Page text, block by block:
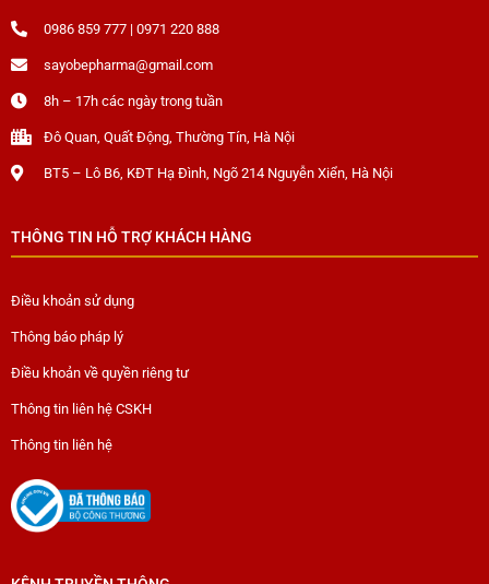
0986 859 777 | 0971 220 888
sayobepharma@gmail.com
8h – 17h các ngày trong tuần
Đô Quan, Quất Động, Thường Tín, Hà Nội
BT5 – Lô B6, KĐT Hạ Đình, Ngõ 214 Nguyễn Xiển, Hà Nội
THÔNG TIN HỖ TRỢ KHÁCH HÀNG
Điều khoản sử dụng
Thông báo pháp lý
Điều khoản về quyền riêng tư
Thông tin liên hệ CSKH
Thông tin liên hệ